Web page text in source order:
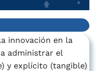
innovación en la
administrar el
y explícito (tangible)